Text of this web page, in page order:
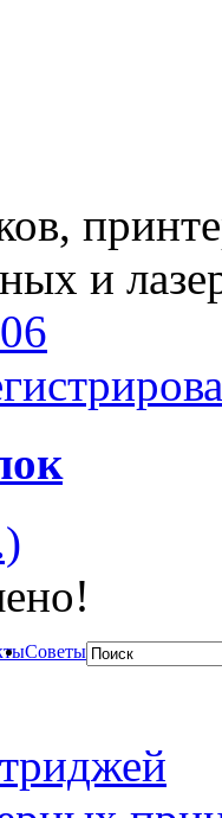
и
Советы